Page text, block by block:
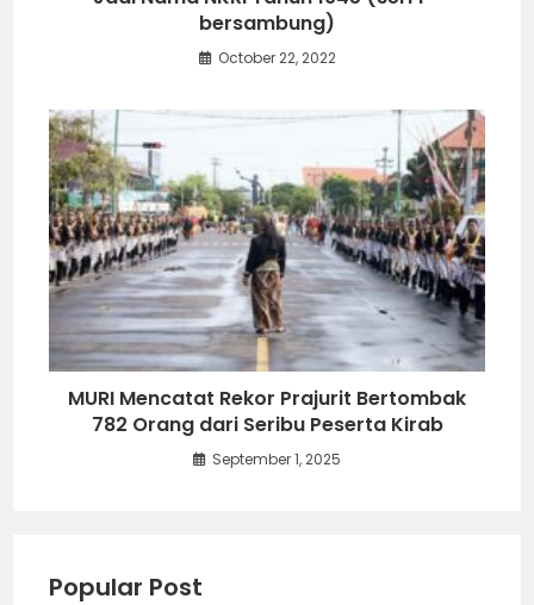
bersambung)
October 22, 2022
MURI Mencatat Rekor Prajurit Bertombak
782 Orang dari Seribu Peserta Kirab
September 1, 2025
Popular Post